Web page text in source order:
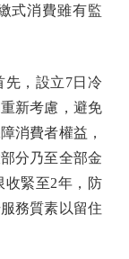
式消費雖有監
，設立7日冷
新考慮，避免
消費者權益，
分乃至全部金
收緊至2年，防
務質素以留住